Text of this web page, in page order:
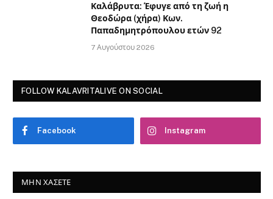
Καλάβρυτα: Έφυγε από τη ζωή η
Θεοδώρα (χήρα) Κων.
Παπαδημητρόπουλου ετών 92
7 Αυγούστου 2026
FOLLOW KALAVRITALIVE ON SOCIAL
Facebook Instagram
ΜΗΝ ΧΆΣΕΤΕ